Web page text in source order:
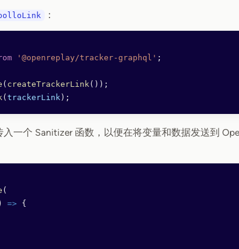
：
'@openreplay/tracker-graphql' ;
( createTrackerLink());
( trackerLink );
入一个 Sanitizer 函数，以便在将变量和数据发送到
(
) => {